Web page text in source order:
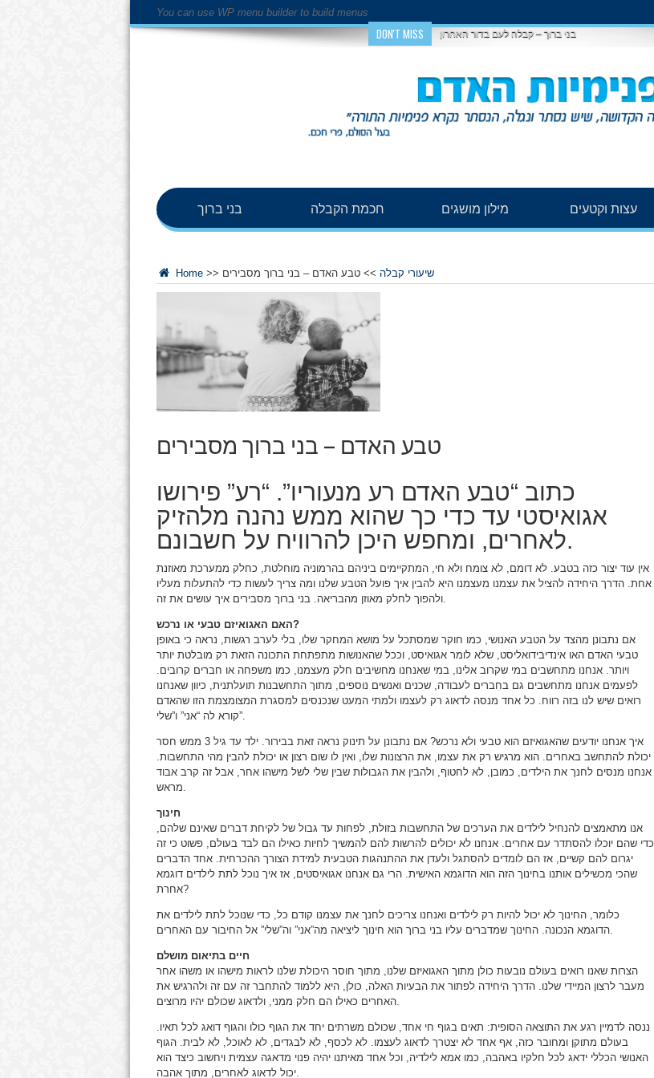
You can use WP menu builder to build menus
DON'T MISS בני ברוך – קבלה לעם בדור האחרון
בני ברוך חכמת הקבלה מילון מושגים עצות וקטעים
Home >> שיעורי קבלה >>טבע האדם – בני ברוך מסבירים
טבע האדם – בני ברוך מסבירים
כתוב “טבע האדם רע מנעוריו”. “רע” פירושו
אגואיסטי עד כדי כך שהוא ממש נהנה מלהזיק
לאחרים, ומחפש היכן להרוויח על חשבונם.
אין עוד יצור כזה בטבע. לא דומם, לא צומח ולא חי, המתקיימים ביניהם בהרמוניה מוחלטת, כחלק ממערכת מאוזנת
אחת. הדרך היחידה להציל את עצמנו מעצמנו היא להבין איך פועל הטבע שלנו ומה צריך לעשות כדי להתעלות מעליו
ולהפוך לחלק מאוזן מהבריאה. בני ברוך מסבירים איך עושים את זה.
האם האגואיזם טבעי או נרכש?
אם נתבונן מהצד על הטבע האנושי, כמו חוקר שמסתכל על מושא המחקר שלו, בלי לערב רגשות, נראה כי באופן
טבעי האדם האו אינדיבידואליסט, שלא לומר אגואיסט, וככל שהאנושות מתפתחת התכונה הזאת רק מובלטת יותר
ויותר. אנחנו מתחשבים במי שקרוב אלינו, במי שאנחנו מחשיבים חלק מעצמנו, כמו משפחה או חברים קרובים.
לפעמים אנחנו מתחשבים גם בחברים לעבודה, שכנים ואנשים נוספים, מתוך התחשבנות תועלתנית, כיוון שאנחנו
רואים שיש לנו בזה רווח. כל אחד מנסה לדאוג רק לעצמו ולמתי המעט שנכנסים למסגרת המצומצמת הזו שהאדם
קורא לה “אני” ו”שלי”.
איך אנחנו יודעים שהאגואיזם הוא טבעי ולא נרכש? אם נתבונן על תינוק נראה זאת בבירור. ילד עד גיל 3 ממש חסר
יכולת להתחשב באחרים. הוא מרגיש רק את עצמו, את הרצונות שלו, ואין לו שום רצון או יכולת להבין מהי התחשבות.
אנחנו מנסים לחנך את הילדים, כמובן, לא לחטוף, ולהבין את הגבולות שבין שלי לשל מישהו אחר, אבל זה קרב אבוד
חינוך
אנו מתאמצים להנחיל לילדים את הערכים של התחשבות בזולת, לפחות עד גבול של לקיחת דברים שאינם שלהם,
כדי שהם יוכלו להסתדר עם אחרים. אנחנו לא יכולים להרשות להם להמשיך לחיות כאילו הם לבד בעולם, פשוט כי זה
יגרום להם קשיים, אז הם לומדים להסתגל ולעדן את ההתנהגות הטבעית למידת הצורך ההכרחית. אחד הדברים
שהכי מכשילים אותנו בחינוך הזה הוא הדוגמא האישית. הרי גם אנחנו אגואיסטים, אז איך נוכל לתת לילדים דוגמא
אחרת?
כלומר, החינוך לא יכול להיות רק לילדים ואנחנו צריכים לחנך את עצמנו קודם כל, כדי שנוכל לתת לילדים את
הדוגמא הנכונה. החינוך שמדברים עליו בני ברוך הוא חינוך ליציאה מה”אני” וה”שלי” אל החיבור עם האחרים.
חיים בתיאום מושלם
הצרות שאנו רואים בעולם נובעות כולן מתוך האגואיזם שלנו, מתוך חוסר היכולת שלנו לראות מישהו או משהו אחר
מעבר לרצון המיידי שלנו. הדרך היחידה לפתור את הבעיות האלה, כולן, היא ללמוד להתחבר זה עם זה ולהרגיש את
האחרים כאילו הם חלק ממני, ולדאוג שכולם יהיו מרוצים.
ננסה לדמיין רגע את התוצאה הסופית: תאים בגוף חי אחד, שכולם משרתים יחד את הגוף כולו והגוף דואג לכל תאיו.
בעולם מתוקן ומחובר כזה, אף אחד לא יצטרך לדאוג לעצמו. לא לכסף, לא לבגדים, לא לאוכל, לא לבית. הגוף
האנושי הכללי ידאג לכל חלקיו באהבה, כמו אמא לילדיה, וכל אחד מאיתנו יהיה פנוי מדאגה עצמית ויחשוב כיצד הוא
יכול לדאוג לאחרים, מתוך אהבה.